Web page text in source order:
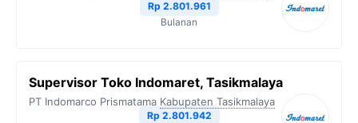
Rp 2.801.961
Bulanan
Supervisor Toko Indomaret, Tasikmalaya
PT Indomarco Prismatama Kabupaten Tasikmalaya
Rp 2.801.942